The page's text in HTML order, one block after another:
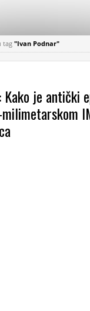
tag "Ivan Podnar"
Kako je antički